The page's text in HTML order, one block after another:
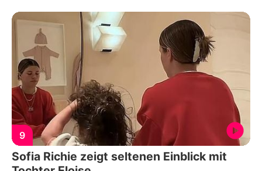
9
Sofia Richie zeigt seltenen Einblick mit